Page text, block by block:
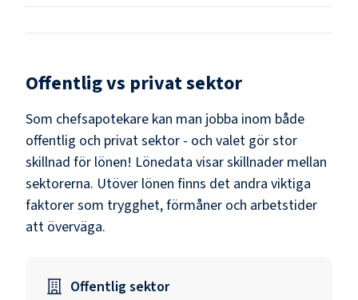
Offentlig vs privat sektor
Som chefsapotekare kan man jobba inom både
offentlig och privat sektor - och valet gör stor
skillnad för lönen! Lönedata visar skillnader mellan
sektorerna. Utöver lönen finns det andra viktiga
faktorer som trygghet, förmåner och arbetstider
att överväga.
Offentlig sektor